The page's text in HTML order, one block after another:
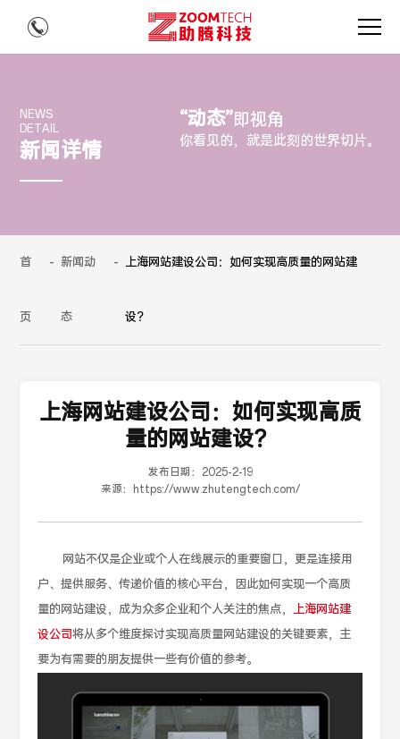
NEWS
DETAIL
新闻详情
“动态”即视角
你看见的，就是此刻的世界切片。
首
页
- 新闻动
态
- 上海网站建设公司：如何实现高质量的网站建
设？
上海网站建设公司：如何实现高质
量的网站建设？
发布日期：
2025-2-19
来源：
https://www.zhutengtech.com/
网站不仅是企业或个人在线展示的重要窗口，更是连接用
户、提供服务、传递价值的核心平台，因此如何实现一个高质
量的网站建设，成为众多企业和个人关注的焦点， 上海网站建
设公司将从多个维度探讨实现高质量网站建设的关键要素，主
要为有需要的朋友提供一些有价值的参考。